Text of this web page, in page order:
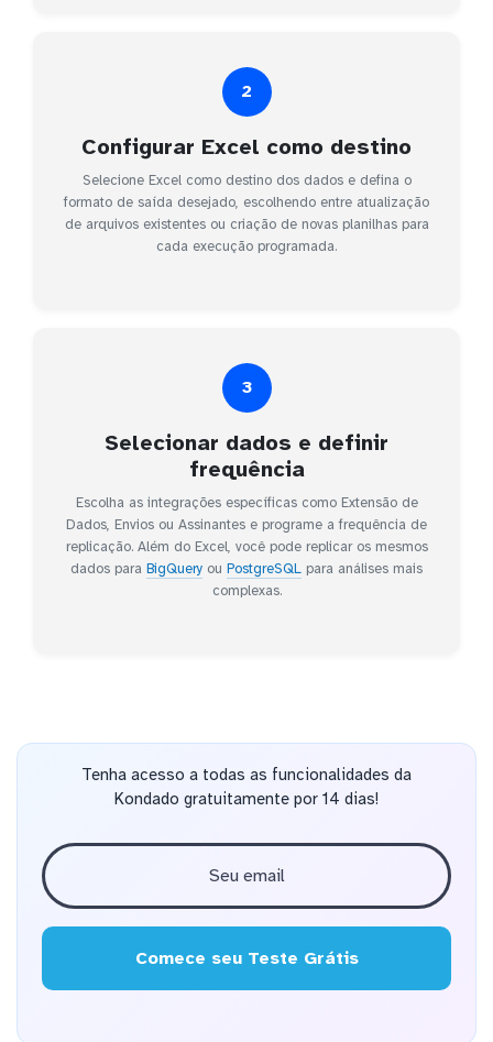
2
Configurar Excel como destino
Selecione Excel como destino dos dados e defina o
formato de saída desejado, escolhendo entre atualização
de arquivos existentes ou criação de novas planilhas para
cada execução programada.
3
Selecionar dados e definir
frequência
Escolha as integrações específicas como Extensão de
Dados, Envios ou Assinantes e programe a frequência de
replicação. Além do Excel, você pode replicar os mesmos
dados para BigQuery ou PostgreSQL para análises mais
complexas.
Tenha acesso a todas as funcionalidades da
Kondado gratuitamente por 14 dias!
Comece seu Teste Grátis